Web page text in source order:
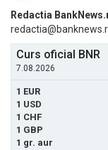
Redactia
Curs oficial BNR
7.08.2026
1 EUR
1 USD
1 CHF
1 GBP
1 gr. aur